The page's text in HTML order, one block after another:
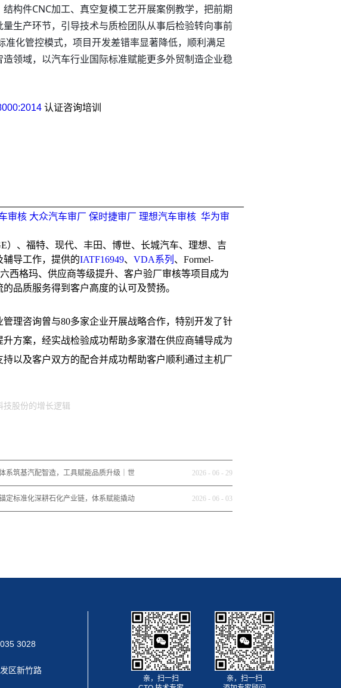
构件CNC加工、真空复模工艺开展案例教学，把前期
生产环节，引导技术与质检团队从事后检验转向事前
化管控模式，项目开发差错率显著降低，顺利满足
领域，以汽车行业国际标准赋能更多外贸制造企业稳
认证咨询培训
审核 大众汽车审厂 保时捷审厂 理想汽车审核 华为审
）、福特、现代、丰田、博世、长城汽车、理想、吉
导工作，提供的IATF16949、 VDA系列 、Formel-
西格玛、供应商等级提升、客户验厂审核等项目成为
品质服务得到客户高度的认可及赞扬。
理咨询曾与80多家企业开展战略合作，特别开发了针
方案，经实战检验成功帮助多家潜在供应商辅导成为
以及客户双方的配合并成功帮助客户顺利通过主机厂
技股份的增长逻辑
系筑基汽配智造，工具赋能品质升级｜世
纪方略助力SUNPE三普集团高质量发展
2026 - 06 - 29
定标准化深耕石化产业链，体系赋能撬动 2026 - 06 - 03
3028
区新竹路
亲，扫一扫
亲，扫一扫